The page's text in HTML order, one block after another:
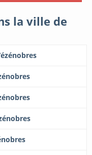
la ville de